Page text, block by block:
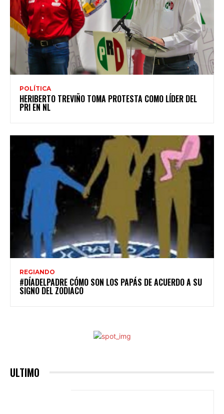
POLÍTICA
HERIBERTO TREVIÑO TOMA PROTESTA COMO LÍDER DEL
PRI EN NL
REGIANDO
#DÍADELPADRE CÓMO SON LOS PAPÁS DE ACUERDO A SU
SIGNO DEL ZODIACO
ULTIMO